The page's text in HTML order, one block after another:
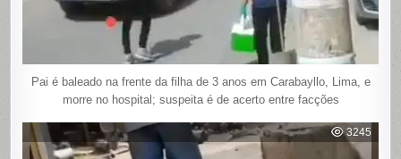
Pai é baleado na frente da filha de 3 anos em Carabayllo, Lima, e
morre no hospital; suspeita é de acerto entre facções
3245